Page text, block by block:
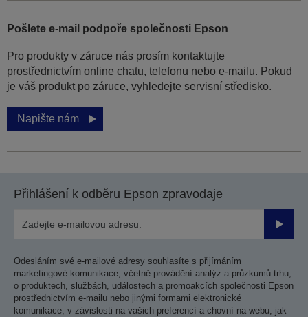
Pošlete e-mail podpoře společnosti Epson
Pro produkty v záruce nás prosím kontaktujte
prostřednictvím online chatu, telefonu nebo e-mailu. Pokud
je váš produkt po záruce, vyhledejte servisní středisko.
Napište nám
Přihlášení k odběru Epson zpravodaje
Odesláním své e-mailové adresy souhlasíte s přijímáním
marketingové komunikace, včetně provádění analýz a průzkumů trhu,
o produktech, službách, událostech a promoakcích společnosti Epson
prostřednictvím e-mailu nebo jinými formami elektronické
komunikace, v závislosti na vašich preferencí a chovní na webu, jak